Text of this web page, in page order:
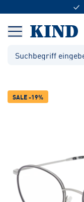
SALE -19%